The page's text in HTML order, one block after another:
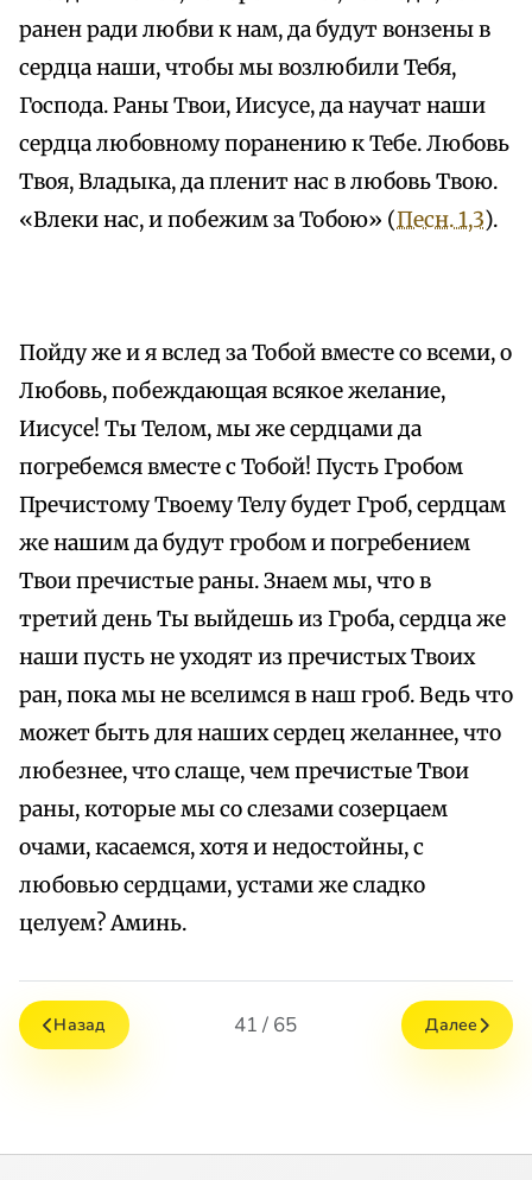
ранен ради любви к нам, да будут вонзены в
сердца наши, чтобы мы возлюбили Тебя,
Господа. Раны Твои, Иисусе, да научат наши
сердца любовному поранению к Тебе. Любовь
Твоя, Владыка, да пленит нас в любовь Твою.
«Влеки нас, и побежим за Тобою» (Песн. 1,3).
Пойду же и я вслед за Тобой вместе со всеми, о
Любовь, побеждающая всякое желание,
Иисусе! Ты Телом, мы же сердцами да
погребемся вместе с Тобой! Пусть Гробом
Пречистому Твоему Телу будет Гроб, сердцам
же нашим да будут гробом и погребением
Твои пречистые раны. Знаем мы, что в
третий день Ты выйдешь из Гроба, сердца же
наши пусть не уходят из пречистых Твоих
ран, пока мы не вселимся в наш гроб. Ведь что
может быть для наших сердец желаннее, что
любезнее, что слаще, чем пречистые Твои
раны, которые мы со слезами созерцаем
очами, касаемся, хотя и недостойны, с
любовью сердцами, устами же сладко
целуем? Аминь.
Назад 41 / 65 Далее